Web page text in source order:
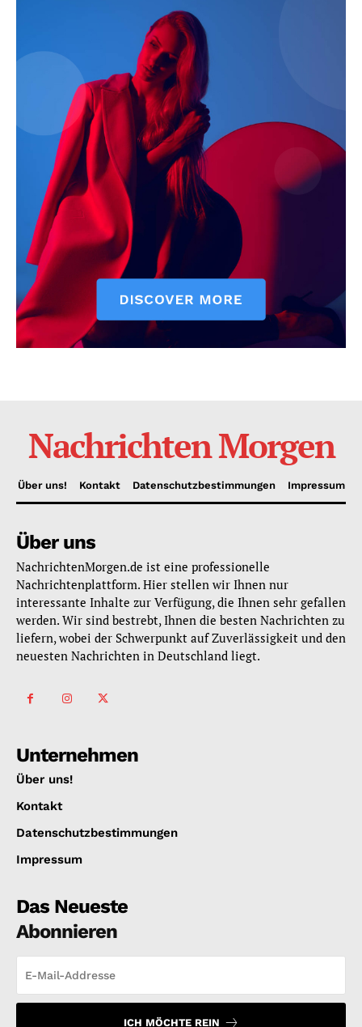
Nachrichten Morgen
Über uns! Kontakt Datenschutzbestimmungen Impressum
Über uns
NachrichtenMorgen.de ist eine professionelle
Nachrichtenplattform. Hier stellen wir Ihnen nur
interessante Inhalte zur Verfügung, die Ihnen sehr gefallen
werden. Wir sind bestrebt, Ihnen die besten Nachrichten zu
liefern, wobei der Schwerpunkt auf Zuverlässigkeit und den
neuesten Nachrichten in Deutschland liegt.
Unternehmen
Über uns!
Kontakt
Datenschutzbestimmungen
Impressum
Das Neueste
Abonnieren
ICH MÖCHTE REIN